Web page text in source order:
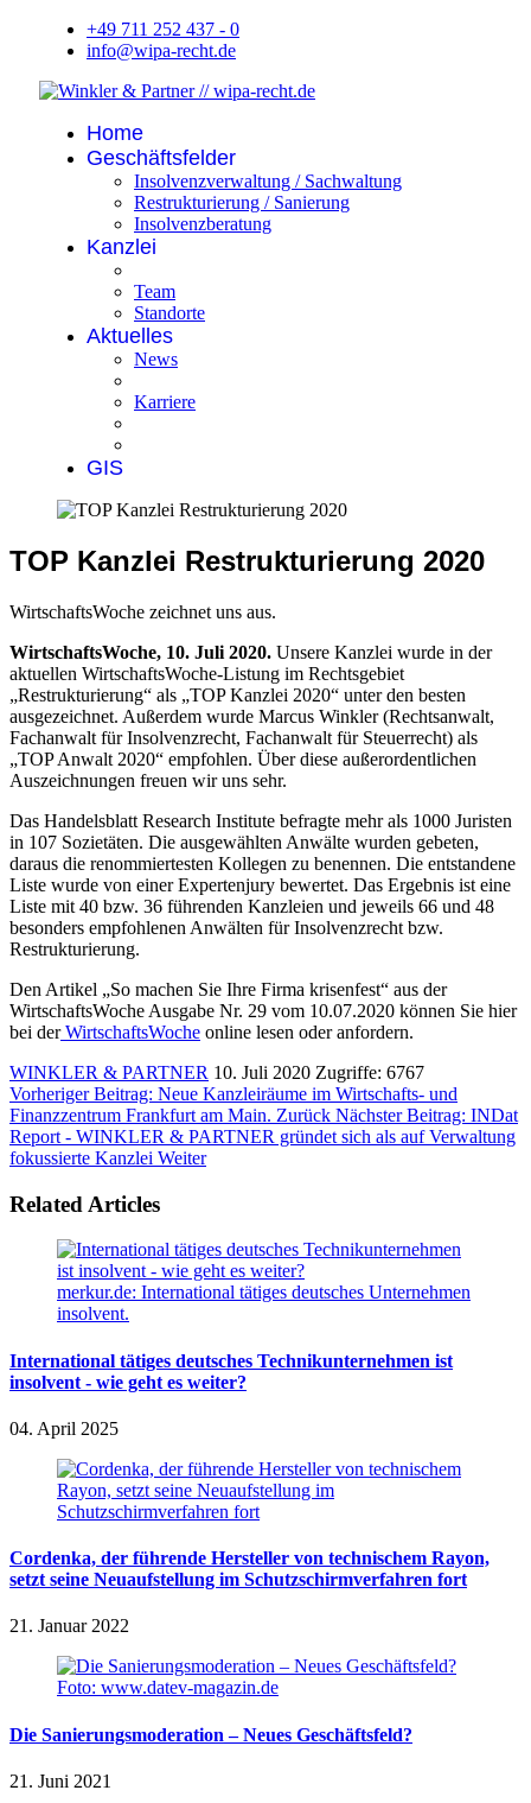
+49 711 252 437 - 0
info@wipa-recht.de
Home
Geschäftsfelder
Insolvenzverwaltung / Sachwaltung
Restrukturierung / Sanierung
Insolvenzberatung
Kanzlei
Team
Standorte
Aktuelles
News
Karriere
GIS
TOP Kanzlei Restrukturierung 2020
WirtschaftsWoche zeichnet uns aus.
WirtschaftsWoche, 10. Juli 2020. Unsere Kanzlei wurde in der
aktuellen WirtschaftsWoche-Listung im Rechtsgebiet
„Restrukturierung“ als „TOP Kanzlei 2020“ unter den besten
ausgezeichnet. Außerdem wurde Marcus Winkler (Rechtsanwalt,
Fachanwalt für Insolvenzrecht, Fachanwalt für Steuerrecht) als
„TOP Anwalt 2020“ empfohlen. Über diese außerordentlichen
Auszeichnungen freuen wir uns sehr.
Das Handelsblatt Research Institute befragte mehr als 1000 Juristen
in 107 Sozietäten. Die ausgewählten Anwälte wurden gebeten,
daraus die renommiertesten Kollegen zu benennen. Die entstandene
Liste wurde von einer Expertenjury bewertet. Das Ergebnis ist eine
Liste mit 40 bzw. 36 führenden Kanzleien und jeweils 66 und 48
besonders empfohlenen Anwälten für Insolvenzrecht bzw.
Restrukturierung.
Den Artikel „So machen Sie Ihre Firma krisenfest“ aus der
WirtschaftsWoche Ausgabe Nr. 29 vom 10.07.2020 können Sie hier
bei der WirtschaftsWoche online lesen oder anfordern.
WINKLER & PARTNER 10. Juli 2020 Zugriffe: 6767
Vorheriger Beitrag: Neue Kanzleiräume im Wirtschafts- und
Finanzzentrum Frankfurt am Main. Zurück Nächster Beitrag: INDat
Report - WINKLER & PARTNER gründet sich als auf Verwaltung
fokussierte Kanzlei Weiter
Related Articles
merkur.de: International tätiges deutsches Unternehmen
insolvent.
International tätiges deutsches Technikunternehmen ist
insolvent - wie geht es weiter?
04. April 2025
Cordenka, der führende Hersteller von technischem Rayon,
setzt seine Neuaufstellung im Schutzschirmverfahren fort
21. Januar 2022
Foto: www.datev-magazin.de
Die Sanierungsmoderation – Neues Geschäftsfeld?
21. Juni 2021